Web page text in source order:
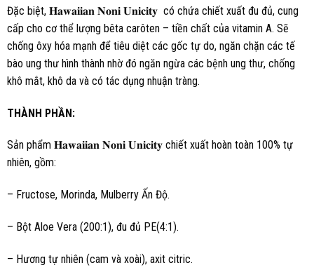
Đặc biệt, 𝐇𝐚𝐰𝐚𝐢𝐢𝐚𝐧 𝐍𝐨𝐧𝐢 𝐔𝐧𝐢𝐜𝐢𝐭𝐲 có chứa chiết xuất đu đủ, cung
cấp cho cơ thể lượng bêta carôten – tiền chất của vitamin A. Sẽ
chống ôxy hóa mạnh để tiêu diệt các gốc tự do, ngăn chặn các tế
bào ung thư hình thành nhờ đó ngăn ngừa các bệnh ung thư, chống
khô mắt, khô da và có tác dụng nhuận tràng.
THÀNH PHẦN:
Sản phẩm 𝐇𝐚𝐰𝐚𝐢𝐢𝐚𝐧 𝐍𝐨𝐧𝐢 𝐔𝐧𝐢𝐜𝐢𝐭𝐲 chiết xuất hoàn toàn 100% tự
nhiên, gồm:
– Fructose, Morinda, Mulberry Ấn Độ.
– Bột Aloe Vera (200:1), đu đủ PE(4:1).
– Hương tự nhiên (cam và xoài), axit citric.